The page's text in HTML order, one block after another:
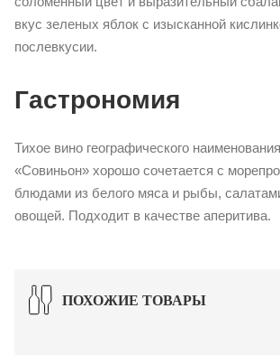
вкус зеленых яблок с изысканной
послевкусии.
Гастрономия
Тихое вино географического
«Совиньон» хорошо сочетается с
блюдами из белого мяса и рыбы,
овощей. Подходит в качестве аперитива.
ПОХОЖИЕ ТОВАРЫ